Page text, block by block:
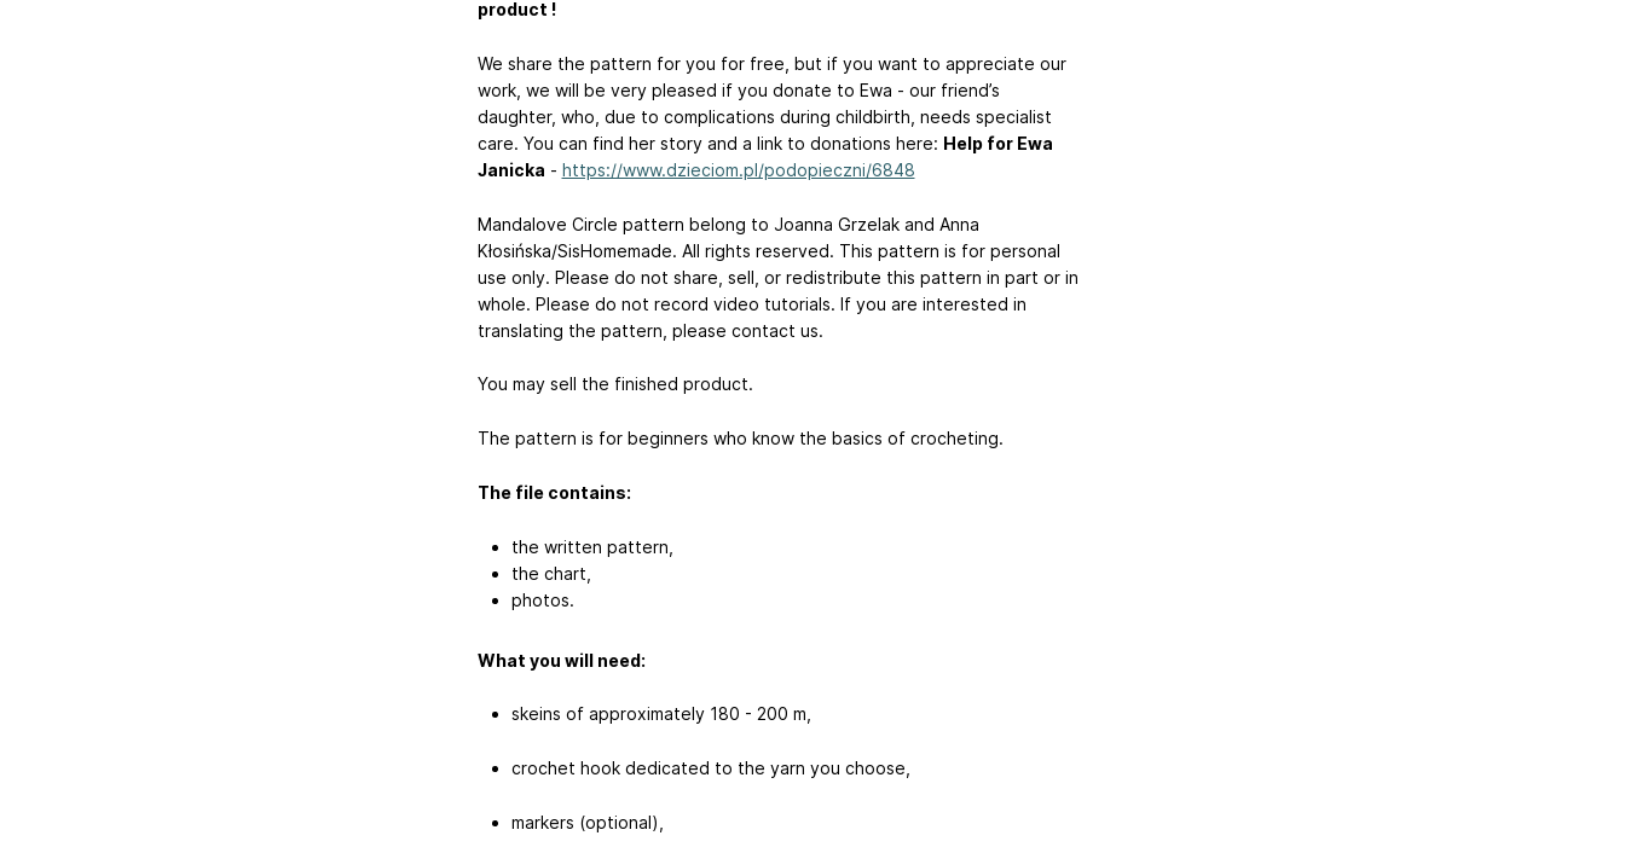
product !
We share the pattern for you for free, but if you want to appreciate our
work, we will be very pleased if you donate to Ewa - our friend’s
daughter, who, due to complications during childbirth, needs specialist
care. You can find her story and a link to donations here: Help for Ewa
Janicka - https://www.dzieciom.pl/podopieczni/6848
Mandalove Circle pattern belong to Joanna Grzelak and Anna
Kłosińska/SisHomemade. All rights reserved. This pattern is for personal
use only. Please do not share, sell, or redistribute this pattern in part or in
whole. Please do not record video tutorials. If you are interested in
translating the pattern, please contact us.
You may sell the finished product.
The pattern is for beginners who know the basics of crocheting.
The file contains:
the written pattern,
the chart,
photos.
What you will need:
skeins of approximately 180 - 200 m,
crochet hook dedicated to the yarn you choose,
markers (optional),